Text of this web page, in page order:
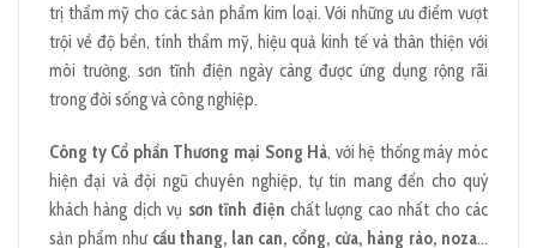
trị thẩm mỹ cho các sản phẩm kim loại. Với những ưu điểm vượt
trội về độ bền, tính thẩm mỹ, hiệu quả kinh tế và thân thiện với
môi trường, sơn tĩnh điện ngày càng được ứng dụng rộng rãi
trong đời sống và công nghiệp.
Công ty Cổ phần Thương mại Song Hà, với hệ thống máy móc
hiện đại và đội ngũ chuyên nghiệp, tự tin mang đến cho quý
khách hàng dịch vụ sơn tĩnh điện chất lượng cao nhất cho các
sản phẩm như cầu thang, lan can, cổng, cửa, hàng rào, noza…